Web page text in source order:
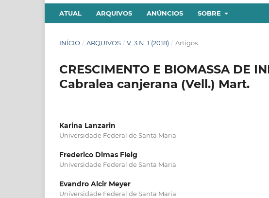
ATUAL ARQUIVOS ANÚNCIOS SOBRE
INÍCIO / ARQUIVOS / V. 3 N. 1 (2018) / Artigos
CRESCIMENTO E BIOMASSA DE
Cabralea canjerana (Vell.) Mart.
Karina Lanzarin
Universidade Federal de Santa Maria
Frederico Dimas Fleig
Universidade Federal de Santa Maria
Evandro Alcir Meyer
Universidade Federal de Santa Maria